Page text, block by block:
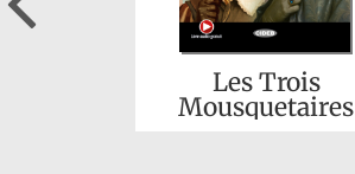
Les Trois
Mousquetaires